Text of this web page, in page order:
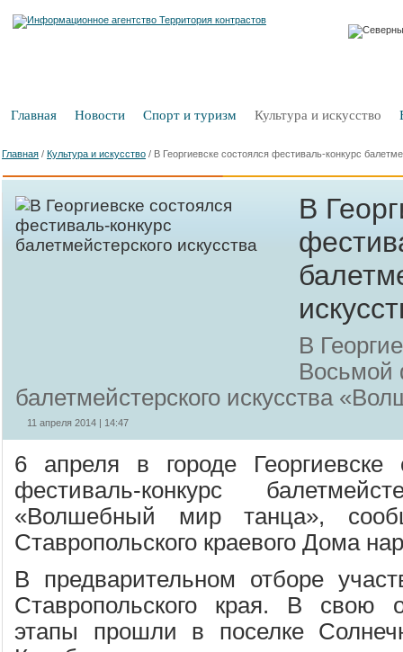
Главная Новости Спорт и туризм Культура и искусство
Главная / Культура и искусство / В Георгиевске состоялся фестиваль-конкурс
В
В
Восьмой
балетмейстерского искусства
11 апреля 2014 | 14:47
6 апреля в городе Георгиевске
фестиваль-конкурс
«Волшебный мир танца»,
Ставропольского краевого Дома
В предварительном отборе
Ставропольского края. В свою
этапы прошли в поселке